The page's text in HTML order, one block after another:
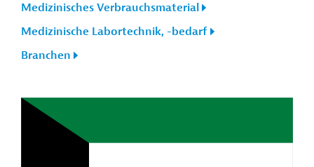
Medizinisches Verbrauchsmaterial
Medizinische Labortechnik, -bedarf
Branchen